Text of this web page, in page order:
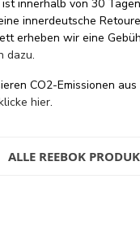
ist innerhalb von 30
innerdeutsche
erheben wir eine
dazu.
CO2-Emissionen
hier.
ALLE REEBOK